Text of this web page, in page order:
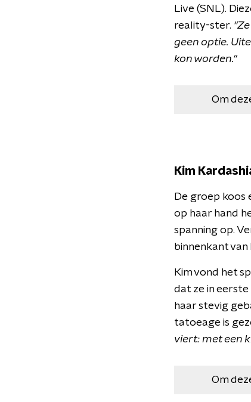
Live (SNL).
reality-ster.
geen optie.
kon worden."
Om
Kim
De groep koos
op haar hand
spanning op.
binnenkant
Kim vond het
dat ze in
haar stevig
tatoeage is
viert: met een
Om